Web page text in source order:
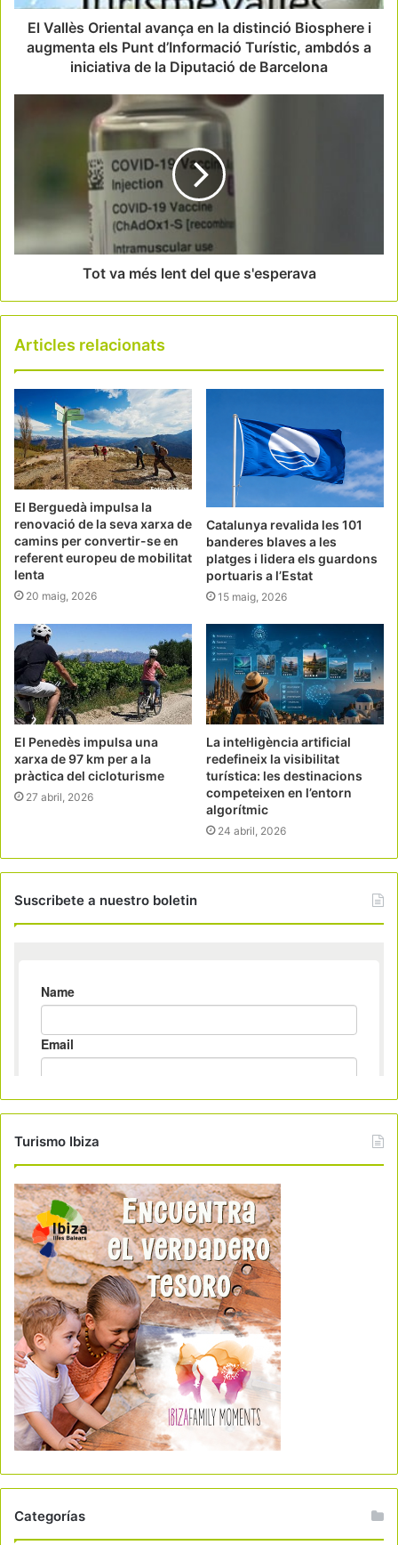
El Vallès Oriental avança en la distinció Biosphere i
augmenta els Punt d’Informació Turístic, ambdós a
iniciativa de la Diputació de Barcelona
Tot va més lent del que s'esperava
Articles relacionats
El Berguedà impulsa la
renovació de la seva xarxa de
camins per convertir-se en
referent europeu de mobilitat
lenta
20 maig, 2026
Catalunya revalida les 101
banderes blaves a les
platges i lidera els guardons
portuaris a l’Estat
15 maig, 2026
El Penedès impulsa una
xarxa de 97 km per a la
pràctica del cicloturisme
27 abril, 2026
La intel·ligència artificial
redefineix la visibilitat
turística: les destinacions
competeixen en l’entorn
algorítmic
24 abril, 2026
Suscribete a nuestro boletin
Turismo Ibiza
Categorías